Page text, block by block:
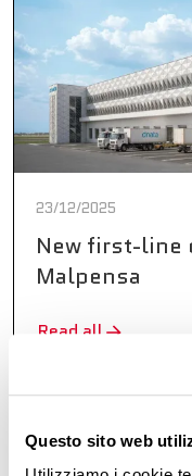
Questo sito web
23/12/2025
New first-line
Malpensa
Read all